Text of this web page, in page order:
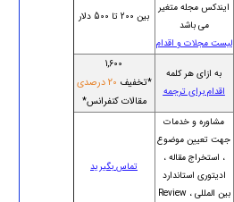
ایندکس مجله متغیر
می باشد
لیست مجلات و اقدام
بین 200 تا 500 دلار
به ازای هر کلمه
اقدام برای ترجمه
1,600
*تخفیف 20 درصدی
مقالات کنفرانس*
مشاوره و خدمات
جهت تعیین موضوع
، استخراج مقاله ،
ادیتوری استاندارد
بین المللی ، Review
تماس بگیرید